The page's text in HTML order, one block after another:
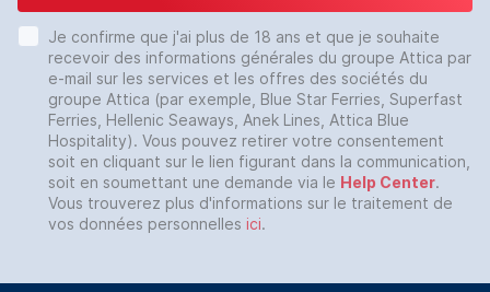
Je confirme que j'ai plus de 18 ans et que je souhaite
recevoir des informations générales du groupe Attica par
e-mail sur les services et les offres des sociétés du
groupe Attica (par exemple, Blue Star Ferries, Superfast
Ferries, Hellenic Seaways, Anek Lines, Attica Blue
Hospitality). Vous pouvez retirer votre consentement
soit en cliquant sur le lien figurant dans la communication,
soit en soumettant une demande via le Help Center.
Vous trouverez plus d'informations sur le traitement de
vos données personnelles ici.